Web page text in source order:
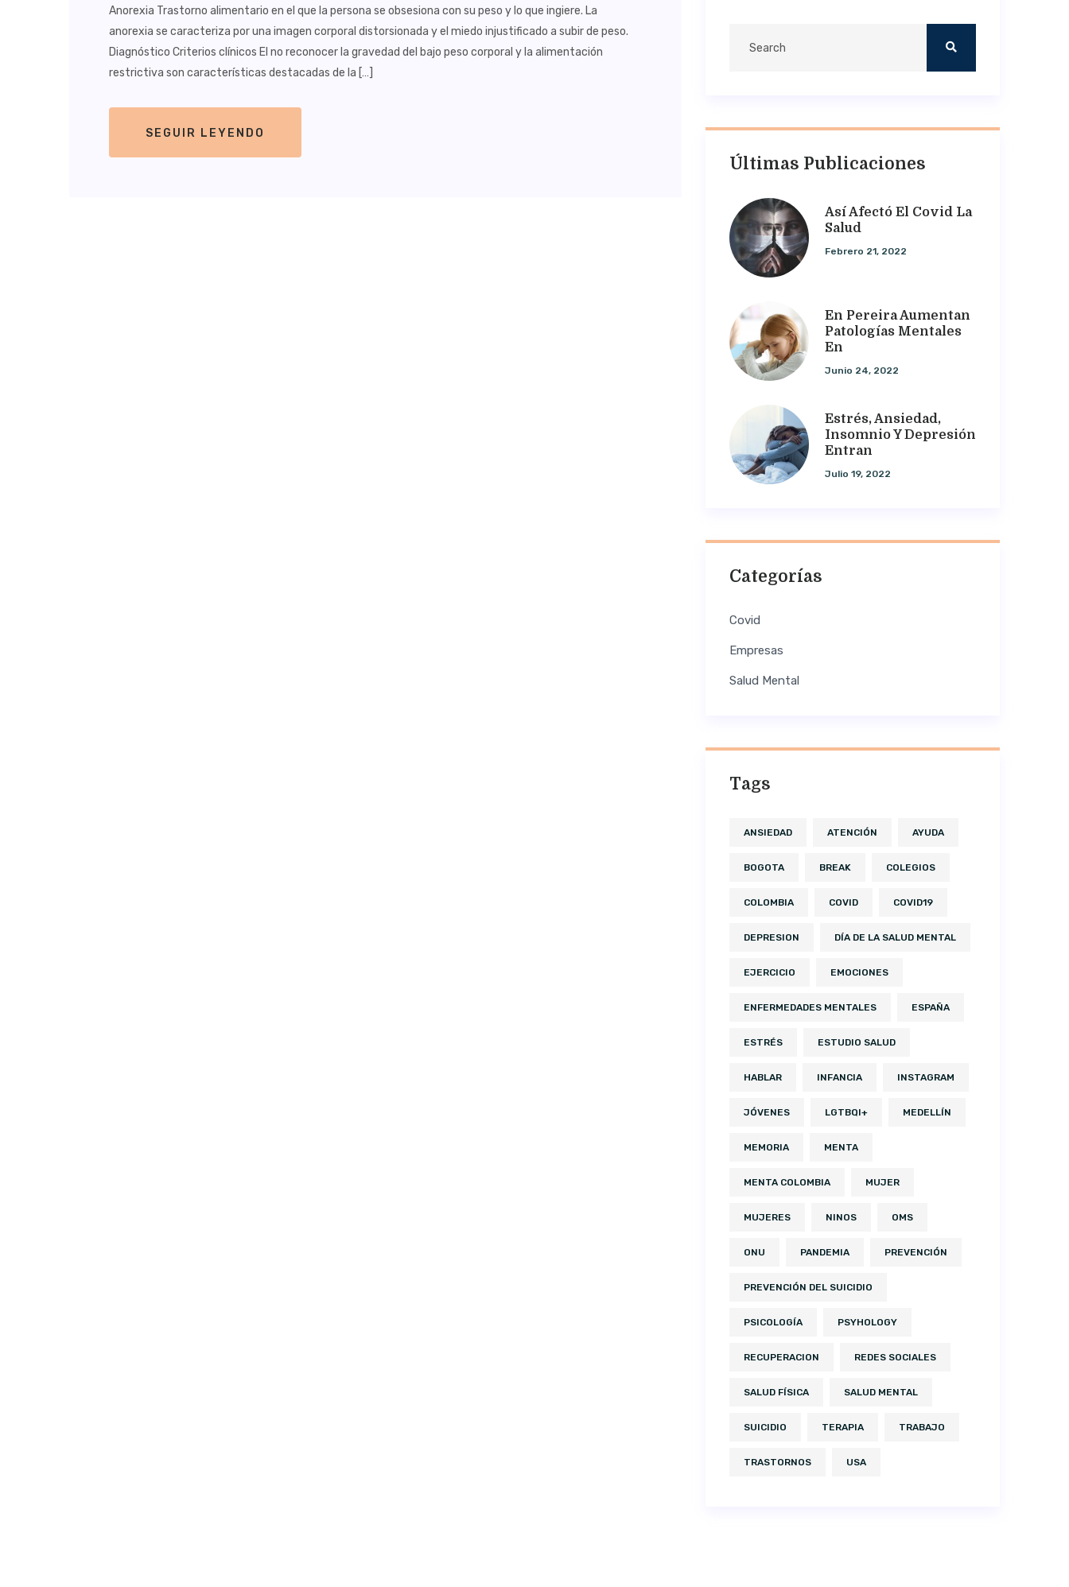
Anorexia Trastorno alimentario en el que la persona se obsesiona con su peso y lo que ingiere. La
anorexia se caracteriza por una imagen corporal distorsionada y el miedo injustificado a subir de peso.
Diagnóstico Criterios clínicos El no reconocer la gravedad del bajo peso corporal y la alimentación
restrictiva son características destacadas de la […]
SEGUIR LEYENDO
Últimas Publicaciones
Así Afectó El Covid La
Salud
Febrero 21, 2022
En Pereira Aumentan
Patologías Mentales
En
Junio 24, 2022
Estrés, Ansiedad,
Insomnio Y Depresión
Entran
Julio 19, 2022
Categorías
Covid
Empresas
Salud Mental
Tags
ANSIEDAD ATENCIÓN AYUDA
BOGOTA BREAK COLEGIOS
COLOMBIA COVID COVID19
DEPRESION DÍA DE LA SALUD MENTAL
EJERCICIO EMOCIONES
ENFERMEDADES MENTALES ESPAÑA
ESTRÉS ESTUDIO SALUD
HABLAR INFANCIA INSTAGRAM
JÓVENES LGTBQI+ MEDELLÍN
MEMORIA MENTA
MENTA COLOMBIA MUJER
MUJERES NINOS OMS
ONU PANDEMIA PREVENCIÓN
PREVENCIÓN DEL SUICIDIO
PSICOLOGÍA PSYHOLOGY
RECUPERACION REDES SOCIALES
SALUD FÍSICA SALUD MENTAL
SUICIDIO TERAPIA TRABAJO
TRASTORNOS USA